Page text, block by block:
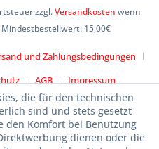
zzgl.Versandkosten wenn
15,00€
und Zahlungsbedingungen
AGB Impressum
die für den technischen
sind und stets gesetzt
den Komfort bei Benutzung
dienen oder die